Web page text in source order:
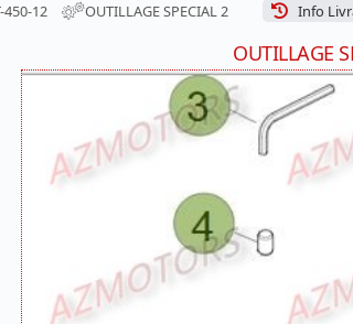
450-12 OUTILLAGE SPECIAL 2 Info
OUTILLAGE